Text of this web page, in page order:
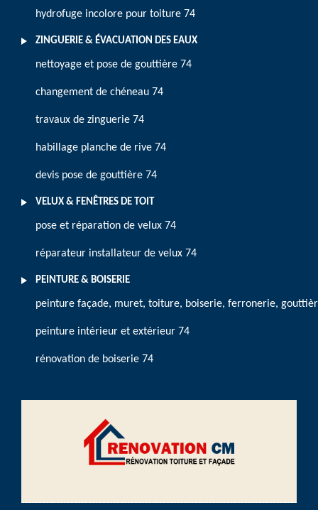
hydrofuge incolore pour toiture 74
ZINGUERIE & ÉVACUATION DES EAUX
nettoyage et pose de gouttière 74
changement de chéneau 74
travaux de zinguerie 74
habillage planche de rive 74
devis pose de gouttière 74
VELUX & FENÊTRES DE TOIT
pose et réparation de velux 74
réparateur installateur de velux 74
PEINTURE & BOISERIE
peinture façade, muret, toiture, boiserie, ferronerie,
peinture intérieur et extérieur 74
rénovation de boiserie 74